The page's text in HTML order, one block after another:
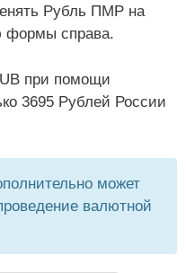
Рубль ПМР на
формы справа.
при помощи
3695 Рублей России
может
валютной